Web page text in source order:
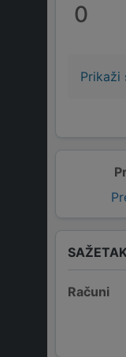
0
Prikaži
Računi